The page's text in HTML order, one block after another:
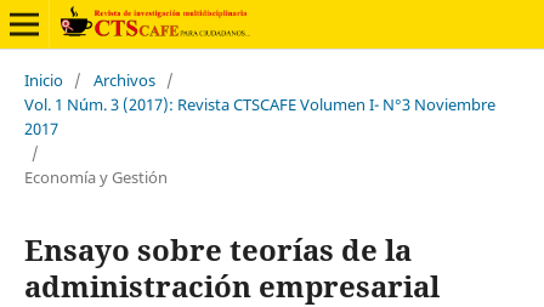
Inicio / Archivos /
Vol. 1 Núm. 3 (2017): Revista CTSCAFE Volumen I- N°3 Noviembre
2017
/
Economía y Gestión
Ensayo sobre teorías de la
administración empresarial